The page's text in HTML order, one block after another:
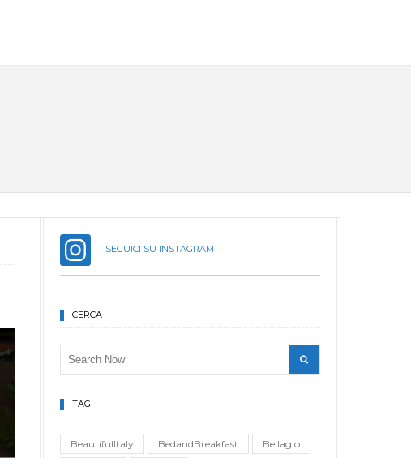
SEGUICI SU INSTAGRAM
CERCA
TAG
BeautifulItaly BedandBreakfast
Bellagio